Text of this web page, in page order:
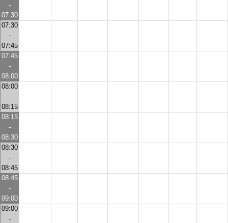
-
07:30
07:30
-
07:45
07:45
-
08:00
08:00
-
08:15
08:15
-
08:30
08:30
-
08:45
08:45
-
09:00
09:00
-